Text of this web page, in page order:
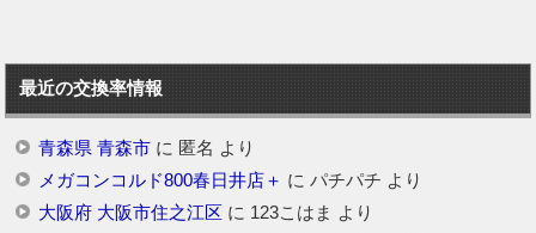
最近の交換率情報
青森県 青森市に 匿名 より
メガコンコルド800春日井店＋ に パチパチ より
大阪府 大阪市住之江区 に 123こはま より